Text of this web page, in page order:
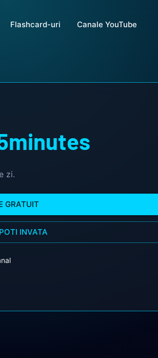
Flashcard-uri Canale YouTube
zi.
GRATUIT
INVATA